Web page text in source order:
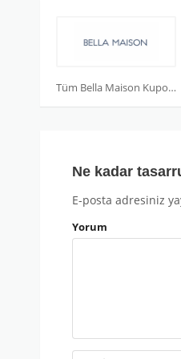
Tüm Bella Maison Kuponları
Ne kadar
E-posta adresiniz
Yorum